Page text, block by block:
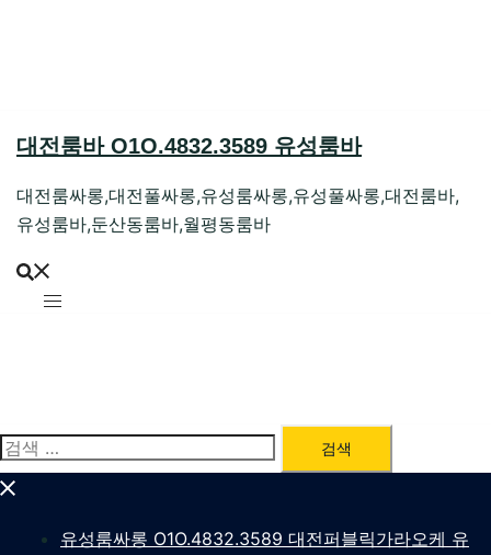
대전룸바 O1O.4832.3589 유성룸바
대전룸싸롱,대전풀싸롱,유성룸싸롱,유성풀싸롱,대전룸바,
유성룸바,둔산동룸바,월평동룸바
검
색:
유성룸싸롱 O1O.4832.3589 대전퍼블릭가라오케 유